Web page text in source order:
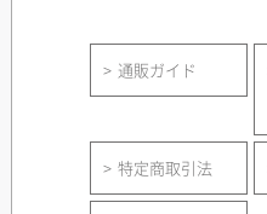
通販ガイド
特定商取引法